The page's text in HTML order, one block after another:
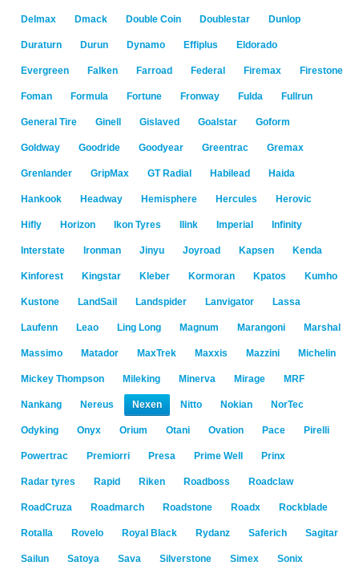
Delmax Dmack Double Coin Doublestar Dunlop
Duraturn Durun Dynamo Effiplus Eldorado
Evergreen Falken Farroad Federal Firemax Firestone
Foman Formula Fortune Fronway Fulda Fullrun
General Tire Ginell Gislaved Goalstar Goform
Goldway Goodride Goodyear Greentrac Gremax
Grenlander GripMax GT Radial Habilead Haida
Hankook Headway Hemisphere Hercules Herovic
Hifly Horizon Ikon Tyres Ilink Imperial Infinity
Interstate Ironman Jinyu Joyroad Kapsen Kenda
Kinforest Kingstar Kleber Kormoran Kpatos Kumho
Kustone LandSail Landspider Lanvigator Lassa
Laufenn Leao Ling Long Magnum Marangoni Marshal
Massimo Matador MaxTrek Maxxis Mazzini Michelin
Mickey Thompson Mileking Minerva Mirage MRF
Nankang Nereus Nexen Nitto Nokian NorTec
Odyking Onyx Orium Otani Ovation Pace Pirelli
Powertrac Premiorri Presa Prime Well Prinx
Radar tyres Rapid Riken Roadboss Roadclaw
RoadCruza Roadmarch Roadstone Roadx Rockblade
Rotalla Rovelo Royal Black Rydanz Saferich Sagitar
Sailun Satoya Sava Silverstone Simex Sonix